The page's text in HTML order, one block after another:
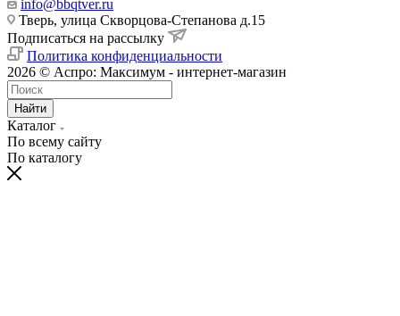
info@bbqtver.ru
Тверь, улица Скворцова-Степанова д.15
Подписаться на рассылку
Политика конфиденциальности
2026 © Аспро: Максимум - интернет-магазин
Найти
Каталог
По всему сайту
По каталогу